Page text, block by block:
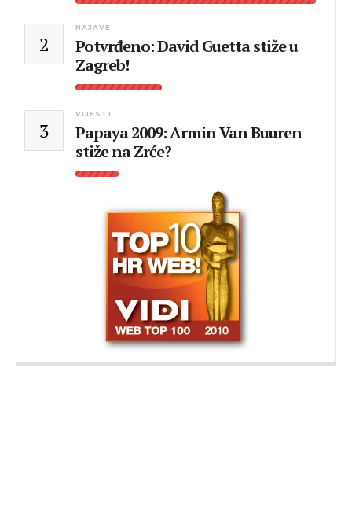
2
NAJAVE
Potvrđeno: David Guetta stiže u
Zagreb!
3
VIJESTI
Papaya 2009: Armin Van Buuren
stiže na Zrće?